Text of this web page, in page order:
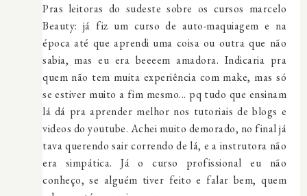
Pras leitoras do sudeste sobre os cursos marcelo
Beauty: já fiz um curso de auto-maquiagem e na
época até que aprendi uma coisa ou outra que não
sabia, mas eu era beeeem amadora. Indicaria pra
quem não tem muita experiência com make, mas só
se estiver muito a fim mesmo... pq tudo que ensinam
lá dá pra aprender melhor nos tutoriais de blogs e
videos do youtube. Achei muito demorado, no final já
tava querendo sair correndo de lá, e a instrutora não
era simpática. Já o curso profissional eu não
conheço, se alguém tiver feito e falar bem, quem